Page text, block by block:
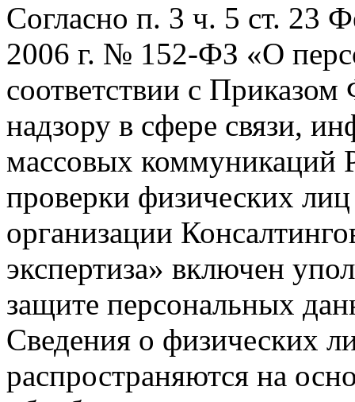
Согласно п. 3 ч. 5 ст. 23
2006 г. № 152-ФЗ «О
соответствии с
надзору в сфере связи,
массовых коммуникаций
проверки физических
организации
экспертиза» включен
защите персональных
Сведения о физических
распространяются на